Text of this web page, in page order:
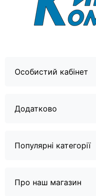
Особистий кабінет
Додатково
Популярні категорії
Про наш магазин